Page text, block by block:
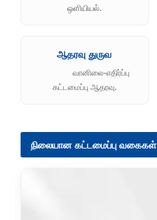
ஒளியியல்.
ஆதரவு துருவ
வானிலை-எதிர்ப்பு
கட்டமைப்பு ஆதரவு.
நிலையான கட்டமைப்பு வகைகள்